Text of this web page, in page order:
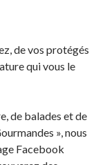
de vos protégés
qui vous le
de balades et de
», nous
Facebook